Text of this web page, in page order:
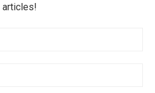
articles!